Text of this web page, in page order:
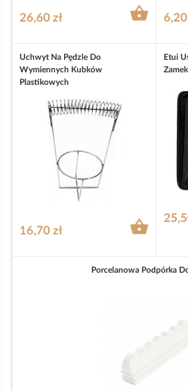
26,60 zł  6,20
Uchwyt Na Pędzle Do
Wymiennych Kubków
Plastikowych
16,70 zł 
Etui
Porcelanowa Podpórka